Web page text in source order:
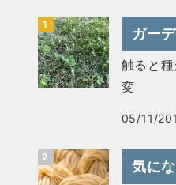
ガー
触ると
変
05/11/
気に